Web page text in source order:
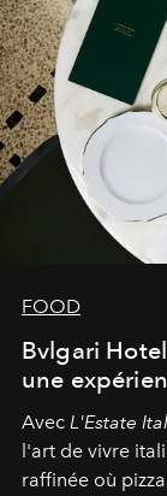
FOOD
Bvlgari
une
Avec L'Estate
l'art de vivre
raffinée où